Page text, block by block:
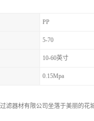
PP
5-70
10-60英寸
0.15Mpa
滤器材有限公司坐落于美丽的